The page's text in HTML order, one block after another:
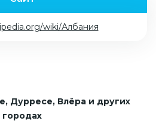
wiki/Албания
Дурресе, Влёра и других
городах